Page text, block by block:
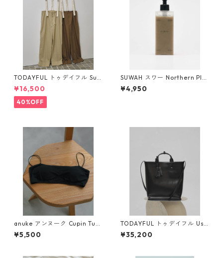
TODAYFUL トゥデイフル Sus
penders Highwaist Pants 12
510703
¥16,500
40%OFF
SUWAH スワー Northern Pla
cen Cleansing Gel
¥4,950
anuke アンヌーク Cupin Tub
e Bratop (BLK) 62510625
¥5,500
TODAYFUL トゥデイフル Use
ful Leather Bag (L) 1262104
1 BLK
¥35,200